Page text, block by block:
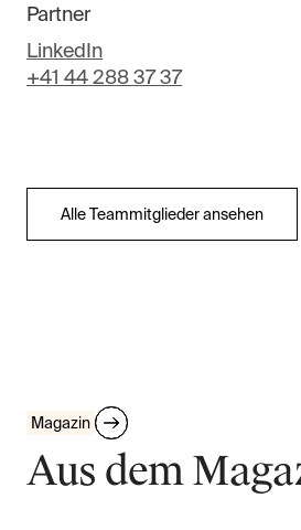
Partner
LinkedIn
+41 44 288 37 37
Alle Teammitglieder ansehen
Magazin
Aus dem